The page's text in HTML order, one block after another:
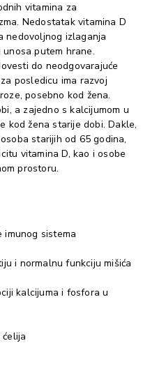
vitamina za
Nedostatak vitamina D
nedovoljnog izlaganja
putem hrane.
do neodgovarajuće
posledicu ima razvoj
posebno kod žena.
a zajedno s kalcijumom u
kod žena starije dobi. Dakle,
starijih od 65 godina,
vitamina D, kao i osobe
prostoru.
imunog sistema
i normalnu funkciju mišića
kalcijuma i fosfora u